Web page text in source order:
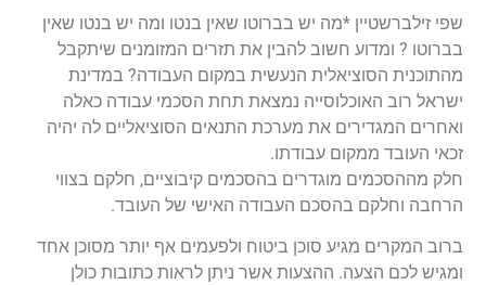
שפי זילברשטיין *מה יש בברוטו שאין בנטו ומה יש בנטו שאין
בברוטו ? ומדוע חשוב להבין את תזרים המזומנים שיתקבל
מהתוכנית הסוציאלית הנעשית במקום העבודה? במדינת
ישראל רוב האוכלוסייה נמצאת תחת הסכמי עבודה כאלה
ואחרים המגדירים את מערכת התנאים הסוציאליים לה יהיה
זכאי העובד ממקום עבודתו.
חלק מההסכמים מוגדרים בהסכמים קיבוציים, חלקם בצווי
הרחבה וחלקם בהסכם העבודה האישי של העובד.
ברוב המקרים מגיע סוכן ביטוח ולפעמים אף יותר מסוכן אחד
ומגיש לכם הצעה. ההצעות אשר ניתן לראות כתובות כולן